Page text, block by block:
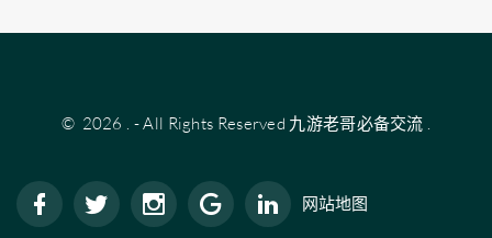
© 2026 . - All Rights Reserved 九游老哥必备交流 .
网站地图